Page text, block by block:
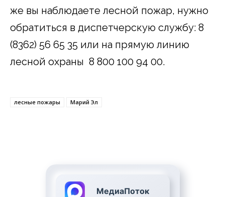
же вы наблюдаете лесной пожар, нужно
обратиться в диспетчерскую службу: 8
(8362) 56 65 35 или на прямую линию
лесной охраны 8 800 100 94 00.
лесные пожары Марий Эл
МедиаПоток